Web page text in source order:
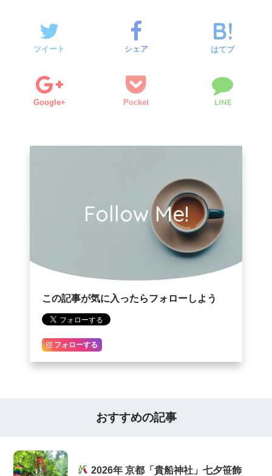
ツイート シェア はてブ
Google+ Pocket LINE
Follow Me!
この記事が気に入ったらフォローしよう
フォローする
おすすめの記事
2026年 京都「貴船神社」七夕笹飾